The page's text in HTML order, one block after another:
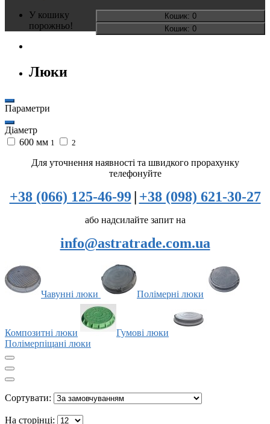
Кошик: 0
Кошик: 0
У кошику
порожньо!
Люки
Параметри
Діаметр
600 мм 1 2
Для уточнення наявності та швидкого прорахунку
телефонуйте
+38 (066) 125-46-99 | +38 (098) 621-30-27
або надсилайте запит на
info@astratrade.com.ua
Чавунні люки Полімерні люки
Композитні люки
Гумові люки
Полімерпіщані люки
Сортувати:
На сторінці: